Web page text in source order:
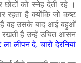
को स्नेह देती रहे ।
रहता है क्योंकि जो कष्ट
हैं वह उसके बाद आई बहुओं
रखती है उन्हें उचित आसन
लीपन दे, चारो देरनियां